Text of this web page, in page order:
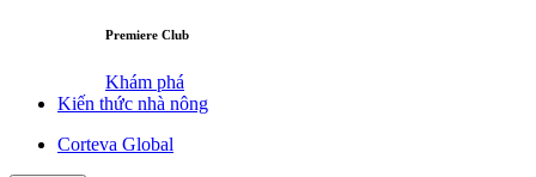
Premiere Club
Khám phá
Kiến thức nhà nông
Corteva Global